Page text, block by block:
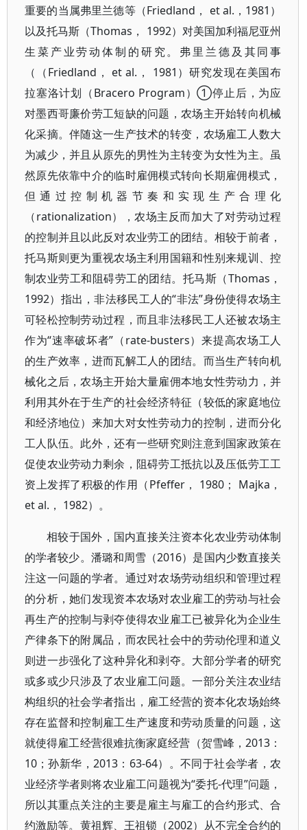
重要的当属弗里兰德等（Friedland， et al.，1981）
以及托马斯（Thomas， 1992）对美国加利福尼亚州
生菜产业劳动体制的研究。弗里兰德及其同事
（（Friedland， et al.， 1981）研究发现在美国布
拉塞洛计划（Bracero Program）①停止后，为应
对墨西哥廉价劳工短缺的问题，农场主开始转向机械
化采摘。伴随这一生产技术的转变，农场雇工人数大
为减少，并且从原先的男性为主转变为女性为主。虽
然原先依靠中介的临时雇佣模式转向长期雇佣模式，
但通过控制机器节奏和实现生产合理化
（rationalization），农场主反而加大了对劳动过程
的控制并且以此反对农业劳工的团结。相较于前者，
托马斯则更为重视农场主利用国籍和性别来规训、控
制农业劳工和阻碍劳工的团结。托马斯（Thomas，
1992）指出，非法移民工人的“非法”身份使得农场主
可轻松控制劳动过程，而且非法移民工人还被农场主
作为“速率破坏者”（rate-busters）来提高农场工人
的生产效率，进而瓦解工人的团结。而当生产转向机
械化之后，农场主开始大量雇佣本地女性劳动力，并
利用其外在于生产的社会经济特征（较低的家庭地位
和经济地位）来加大对女性劳动力的控制，进而分化
工人队伍。此外，还有一些研究则注意到国家政策在
促使农业劳动力剩余，阻碍劳工抵抗以及压低劳工工
资上发挥了积极的作用（Pfeffer， 1980； Majka，
et al.， 1982）。
相较于国外，国内直接关注资本化农业劳动体制
的学者较少。潘璐和周雪（2016）是国内少数直接关
注这一问题的学者。通过对农场劳动组织和管理过程
的分析，她们发现资本农场对农业雇工的劳动与社会
再生产的控制与剥夺使得农业雇工已被异化为企业生
产律条下的附属品，而农民社会中的劳动伦理和道义
则进一步强化了这种异化和剥夺。大部分学者的研究
或多或少只涉及了农业雇工问题。一部分关注农业结
构组织的社会学者指出，雇工经营的资本化农场始终
存在监督和控制雇工生产速度和劳动质量的问题，这
就使得雇工经营很难抗衡家庭经营（贺雪峰，2013：
10；孙新华，2013：63-64）。不同于社会学者，农
业经济学者则将农业雇工问题视为“委托-代理”问题，
所以其重点关注的主要是雇主与雇工的合约形式、合
约激励等。黄祖辉、王祖锁（2002）从不完全合约的